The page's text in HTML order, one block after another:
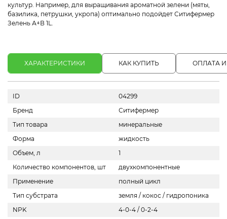
культур. Например, для выращивания ароматной зелени (мяты,
базилика, петрушки, укропа) оптимально подойдет Ситифермер
Зелень А+В 1L.
ХАРАКТЕРИСТИКИ КАК КУПИТЬ ОПЛАТА
ID
04299
Бренд
Ситифермер
Тип товара
минеральные
Форма
жидкость
Объем, л
1
Количество компонентов, шт
двухкомпонентные
Применение
полный цикл
Тип субстрата
земля / кокос / гидропоника
NPK
4-0-4 / 0-2-4